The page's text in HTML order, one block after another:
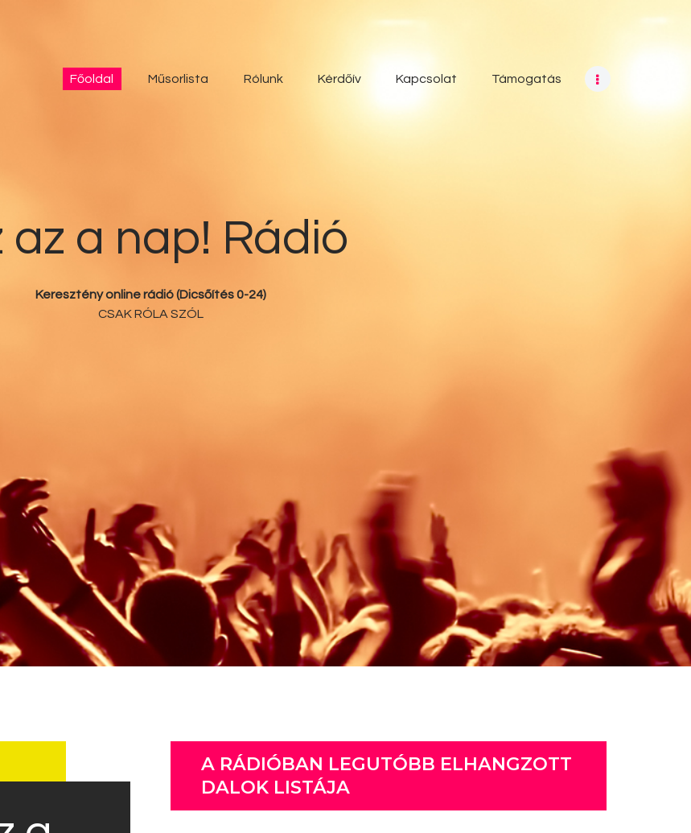
Főoldal Műsorlista Rólunk Kérdőív Kapcsolat Támogatás
az a nap! Rádió
Keresztény online rádió (Dicsőítés 0-24)
CSAK RÓLA SZÓL
az a nap!
A RÁDIÓBAN LEGUTÓBB ELHANGZOTT
DALOK LISTÁJA